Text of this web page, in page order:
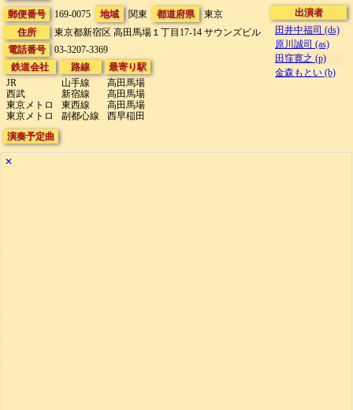
郵便番号
169-0075 地域 関東 都道府県
東京
住所
東京都新宿区 高田馬場１丁目17-14 サウンズビル
電話番号
03-3207-3369
鉄道会社
JR
西武
東京メトロ
東京メトロ
路線
山手線
新宿線
東西線
副都心線
最寄り駅
高田馬場
高田馬場
高田馬場
西早稲田
出演者
田井中福司 (ds)
原川誠司 (as)
田窪寛之 (p)
金森もとい (b)
演奏予定曲
✕